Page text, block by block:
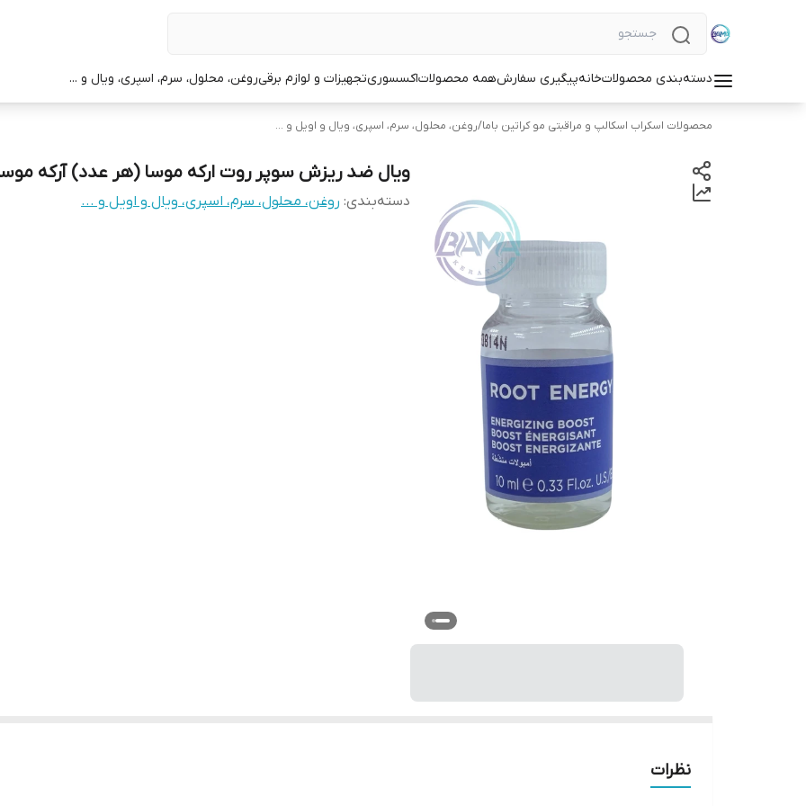
دسته‌بندی محصولاتخانهپیگیری سفارشهمه محصولاتاکسسوریتجهیزات و لوازم برقیروغن، محلول، سرم، اسپری، ویال و ...
محصولات اسکراب اسکالپ و مراقبتی مو کراتین باما/روغن، محلول، سرم، اسپری، ویال و اویل و ...
ویال ضد ریزش سوپر روت ارکه موسا (هر عدد) آرکه
دسته‌بندی: روغن، محلول، سرم، اسپری، ویال و اویل و ...
نظرات